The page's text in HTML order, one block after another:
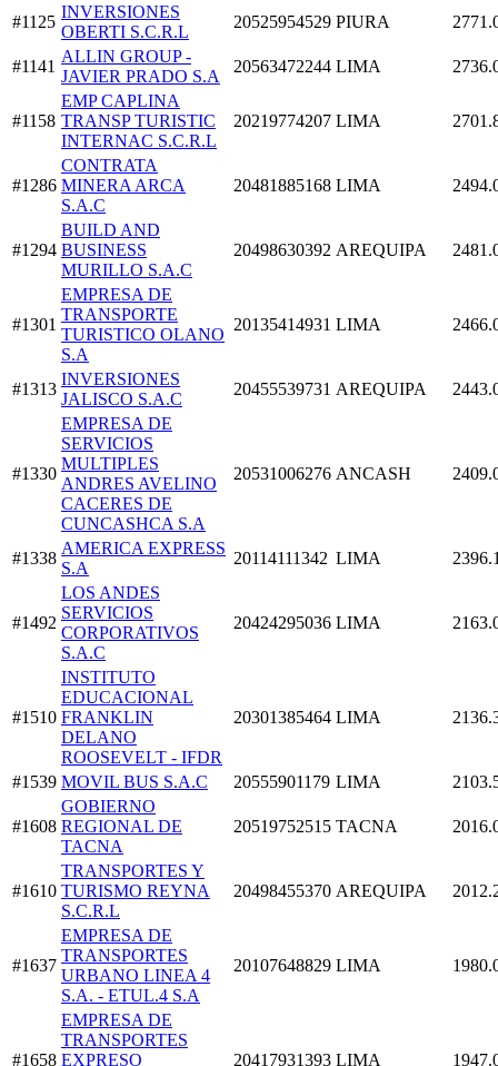
#1125
INVERSIONES
OBERTI S.C.R.L
20525954529 PIURA
#1141
ALLIN GROUP -
JAVIER PRADO S.A
20563472244 LIMA
#1158
EMP CAPLINA
TRANSP TURISTIC
INTERNAC S.C.R.L
20219774207 LIMA
#1286
CONTRATA
MINERA ARCA
S.A.C
20481885168 LIMA
#1294
BUILD AND
BUSINESS
MURILLO S.A.C
20498630392 AREQUIPA
#1301
EMPRESA DE
TRANSPORTE
TURISTICO OLANO
S.A
20135414931 LIMA
#1313
INVERSIONES
JALISCO S.A.C
20455539731 AREQUIPA
#1330
EMPRESA DE
SERVICIOS
MULTIPLES
ANDRES AVELINO
CACERES DE
CUNCASHCA S.A
20531006276 ANCASH
#1338
AMERICA EXPRESS
S.A
20114111342 LIMA
#1492
LOS ANDES
SERVICIOS
CORPORATIVOS
S.A.C
20424295036 LIMA
#1510
INSTITUTO
EDUCACIONAL
FRANKLIN
DELANO
ROOSEVELT - IFDR
20301385464 LIMA
#1539 MOVIL BUS S.A.C 20555901179 LIMA
#1608
GOBIERNO
REGIONAL DE
TACNA
20519752515 TACNA
#1610
TRANSPORTES Y
TURISMO REYNA
S.C.R.L
20498455370 AREQUIPA
#1637
EMPRESA DE
TRANSPORTES
URBANO LINEA 4
S.A. - ETUL.4 S.A
20107648829 LIMA
#1658
EMPRESA DE
TRANSPORTES
EXPRESO
20417931393 LIMA